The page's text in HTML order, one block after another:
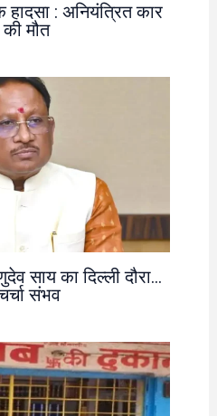
: अनियंत्रित कार
की मौत
साय का दिल्ली दौरा…
संभव